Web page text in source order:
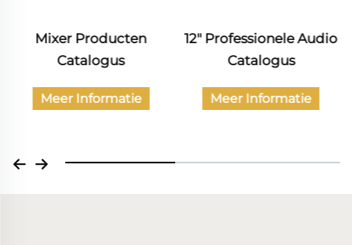
Mixer Producten
Catalogus
Meer Informatie
12" Professionele Audio
Catalogus
Meer Informatie